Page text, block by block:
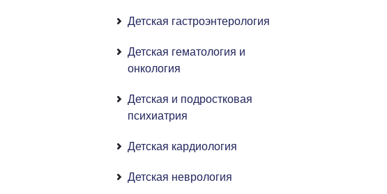
Детская гастроэнтерология
Детская гематология и
онкология
Детская и подростковая
психиатрия
Детская кардиология
Детская неврология